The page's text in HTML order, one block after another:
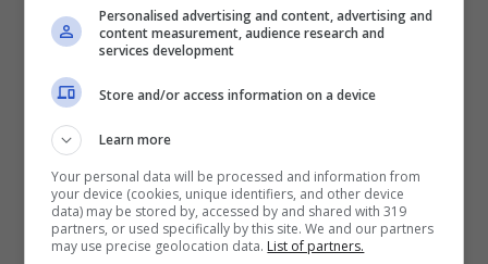
Il ritrovamento di una
storica Jaguar
Nei pressi di Leuven, in Belgio, è stato
rinvenuto un esemplare di
piastrelle del pavimento di una vecchia
friggitoria. Un antiquario di 42 anni ha
ispezionato il negozio e ha notato una strana
Personalised advertising and content, advertising and
content measurement, audience research and
services development
Store and/or access information on a device
Learn more
Your personal data will be processed and information from
your device (cookies, unique identifiers, and other device
data) may be stored by, accessed by and shared with 319
partners, or used specifically by this site. We and our partners
may use precise geolocation data. List of partners.